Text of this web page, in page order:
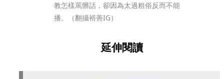
教怎樣罵髒話，卻因為太過粗俗反而不能
播。（翻攝裕善IG）
延伸閱讀